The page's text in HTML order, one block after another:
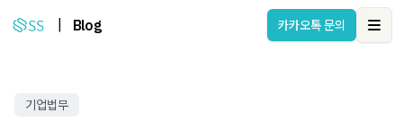
Blog 카카오톡 문의
기업법무